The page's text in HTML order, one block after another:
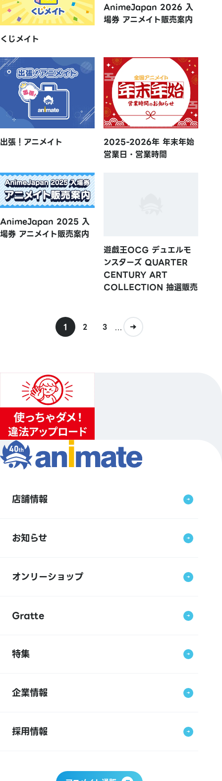
くじメイト
AnimeJapan 2026 入
場券 アニメイト販売案内
出張！アニメイト
2025-2026年 年末年始
営業日・営業時間
AnimeJapan 2025 入
場券 アニメイト販売案内
遊戯王OCG デュエルモ
ンスターズ QUARTER
CENTURY ART
COLLECTION 抽選販売
1 2 3 ...
店舗情報
お知らせ
オンリーショップ
Gratte
特集
企業情報
採用情報